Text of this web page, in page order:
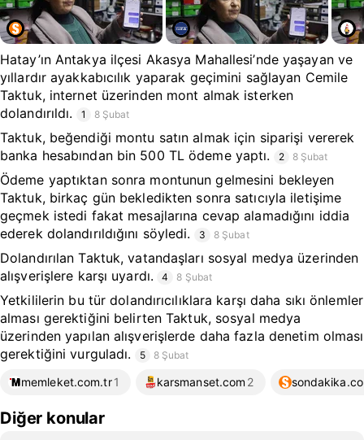
Hatay’ın Antakya ilçesi Akasya Mahallesi’nde yaşayan ve
yıllardır ayakkabıcılık yaparak geçimini sağlayan Cemile
Taktuk, internet üzerinden mont almak isterken
dolandırıldı.
1 8 Şubat
Taktuk, beğendiği montu satın almak için siparişi vererek
banka hesabından bin 500 TL ödeme yaptı.
2 8 Şubat
Ödeme yaptıktan sonra montunun gelmesini bekleyen
Taktuk, birkaç gün bekledikten sonra satıcıyla iletişime
geçmek istedi fakat mesajlarına cevap alamadığını iddia
ederek dolandırıldığını söyledi.
3 8 Şubat
Dolandırılan Taktuk, vatandaşları sosyal medya üzerinden
alışverişlere karşı uyardı.
4 8 Şubat
Yetkililerin bu tür dolandırıcılıklara karşı daha sıkı önlemler
alması gerektiğini belirten Taktuk, sosyal medya
üzerinden yapılan alışverişlerde daha fazla denetim olması
gerektiğini vurguladı.
5 8 Şubat
memleket.com.tr1 karsmanset.com 2
Diğer konular